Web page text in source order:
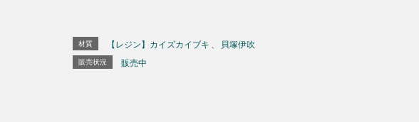
材質 【レジン】カイズカイブキ 貝塚伊吹
販売状況 販売中